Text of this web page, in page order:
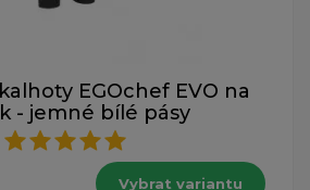
EGOchef EVO na
- jemné bílé pásy
Vybrat variantu